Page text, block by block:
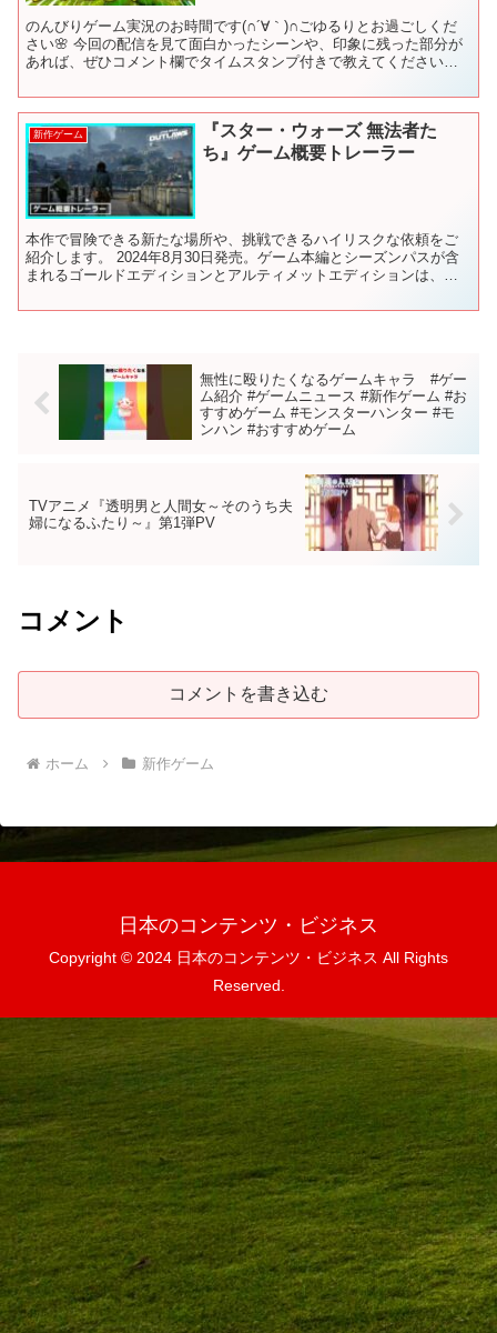
のんびりゲーム実況のお時間です(∩´∀｀)∩ごゆるりとお過ごしくだ
さい🌸 今回の配信を見て面白かったシーンや、印象に残った部分が
あれば、ぜひコメント欄でタイムスタンプ付きで教えてください！
新作ゲーム
『スター・ウォーズ 無法者た
ち』ゲーム概要トレーラー
本作で冒険できる新たな場所や、挑戦できるハイリスクな依頼をご
紹介します。 2024年8月30日発売。ゲーム本編とシーズンパスが含
まれるゴールドエディションとアルティメットエディションは、最
無性に殴りたくなるゲームキャラ #ゲー
ム紹介 #ゲームニュース #新作ゲーム #お
すすめゲーム #モンスターハンター #モ
ンハン #おすすめゲーム
TVアニメ『透明男と人間女～そのうち夫
婦になるふたり～』第1弾PV
コメント
コメントを書き込む
ホーム 新作ゲーム
日本のコンテンツ・ビジネス
Copyright © 2024 日本のコンテンツ・ビジネス All Rights
Reserved.